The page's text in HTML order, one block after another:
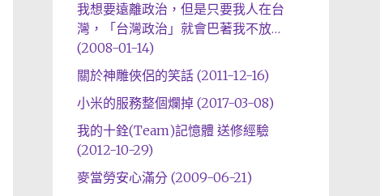
我想要遠離政治，但是只要我人在台
灣，「台灣政治」就會巴著我不放…
(2008-01-14)
關於神雕俠侶的笑話 (2011-12-16)
小米的服務整個爛掉 (2017-03-08)
我的十銓(Team)記憶體 送修經驗
(2012-10-29)
麥當勞安心滿分 (2009-06-21)